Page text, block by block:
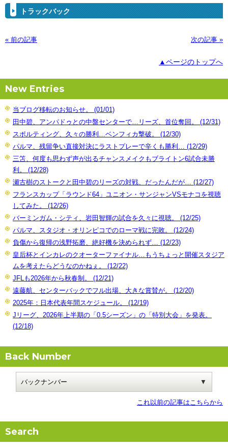
トラックバック
« 前の記事 次の記事 »
▲ページのトップへ
New Entries
当ブログ移転のお知らせ。 (01/01)
田中碧、アンパドゥとの中盤センターで…リーズ、首位奪回。 (12/31)
スポルティング、久々の勝利…ベンフィカ撃破。 (12/30)
パルマ、残留争い直接対決にラストプレーで辛くも勝利… (12/29)
三笘、何度も思わず声が出るチャンスメイクもブライトン6試合未勝
利。 (12/28)
瀬古樹のストークと田中碧のリーズの対戦、だったんだが… (12/27)
フランスカップ「ラウンド64」ユニオン・サンジャンVSモナコを視聴
してみた。 (12/26)
バーミンガム・シティ、岩田智輝の試合を久々に視聴。 (12/25)
パルマ、スタジオ・オリンピコでのローマ戦に完敗。 (12/24)
負傷から復帰の浅野拓磨、絶好機を決められず… (12/23)
皇后杯とインカレのクオーターファイナル…もうちょっと開催スタジア
ムを考えたらどうなのかねぇ。 (12/22)
JFLも2026年から秋春制。 (12/21)
遠藤航、センターバックでフル出場、大きな賞賛が。 (12/20)
2025年：日本代表年間スケジュール。 (12/19)
Jリーグ、2026年上半期の「0.5シーズン」の「特別大会」を発表。
(12/18)
Back Number
これ以前の記事はこちらから
Search